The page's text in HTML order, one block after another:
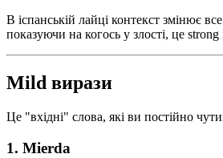
В іспанській лайці контекст змінює
показуючи на когось у злості, це
Mild вирази
Це "вхідні" слова, які ви постійно
1. Mierda